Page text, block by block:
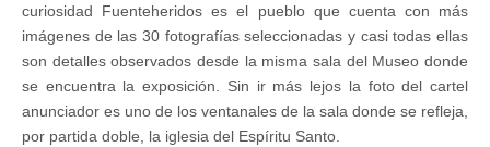
curiosidad Fuenteheridos es el pueblo que cuenta con más
imágenes de las 30 fotografías seleccionadas y casi todas ellas
son detalles observados desde la misma sala del Museo donde
se encuentra la exposición. Sin ir más lejos la foto del cartel
anunciador es uno de los ventanales de la sala donde se refleja,
por partida doble, la iglesia del Espíritu Santo.